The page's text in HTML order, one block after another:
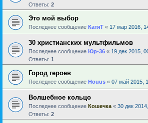
Ответы: 2
Это мой выбор
Последнее сообщение КатяТ « 17 мар 2016,
30 христианских мультфильмов
Последнее сообщение Юр-36 « 19 дек 2015,
Ответы: 1
Город героев
Последнее сообщение Houus « 07 май 2015,
Волшебное кольцо
Последнее сообщение Кошечка « 30 дек
Ответы: 2